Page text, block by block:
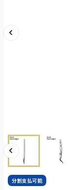
分割支払可能